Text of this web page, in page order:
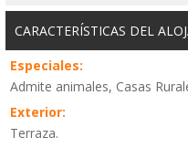
CARACTERÍSTICAS DEL
Especiales:
Admite animales, Casas
Exterior:
Terraza.